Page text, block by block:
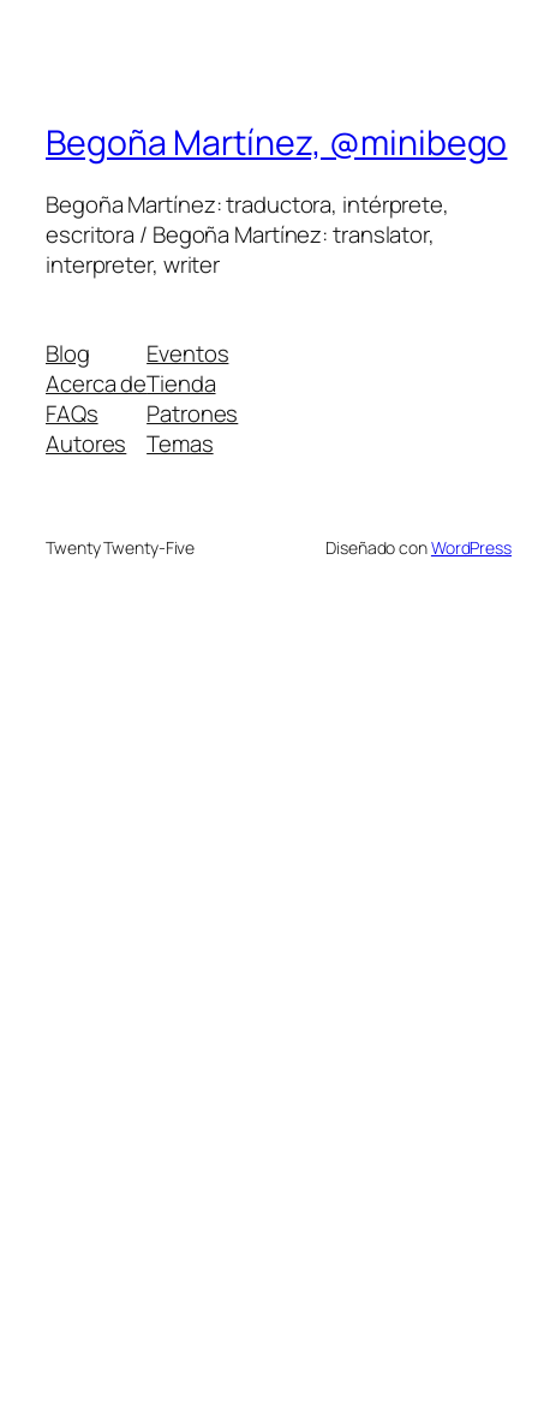
Begoña Martínez, @minibego
Begoña Martínez: traductora, intérprete,
escritora / Begoña Martínez: translator,
interpreter, writer
Blog
Acerca de
FAQs
Autores
Eventos
Tienda
Patrones
Temas
Twenty Twenty-Five Diseñado conWordPress